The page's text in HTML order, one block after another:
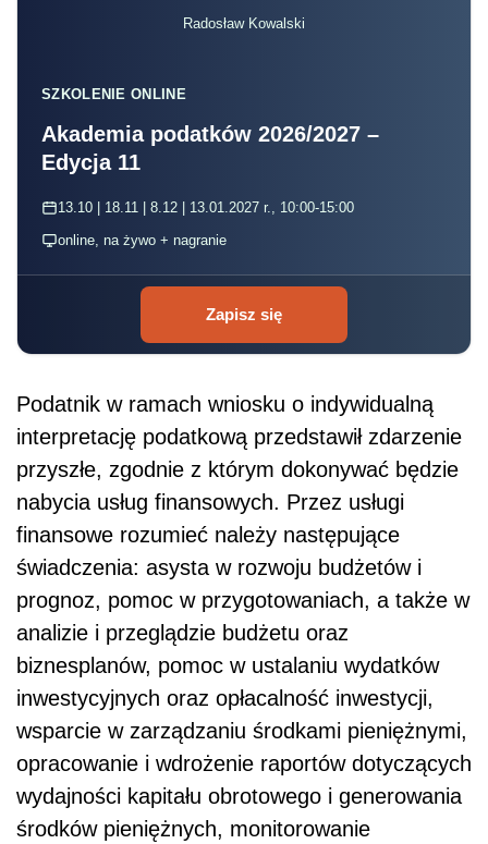
Radosław Kowalski
SZKOLENIE ONLINE
Akademia podatków 2026/2027 –
Edycja 11
13.10 | 18.11 | 8.12 | 13.01.2027 r., 10:00-15:00
online, na żywo + nagranie
Zapisz się
Podatnik w ramach wniosku o indywidualną
interpretację podatkową przedstawił zdarzenie
przyszłe, zgodnie z którym dokonywać będzie
nabycia usług finansowych. Przez usługi
finansowe rozumieć należy następujące
świadczenia: asysta w rozwoju budżetów i
prognoz, pomoc w przygotowaniach, a także w
analizie i przeglądzie budżetu oraz
biznesplanów, pomoc w ustalaniu wydatków
inwestycyjnych oraz opłacalność inwestycji,
wsparcie w zarządzaniu środkami pieniężnymi,
opracowanie i wdrożenie raportów dotyczących
wydajności kapitału obrotowego i generowania
środków pieniężnych, monitorowanie